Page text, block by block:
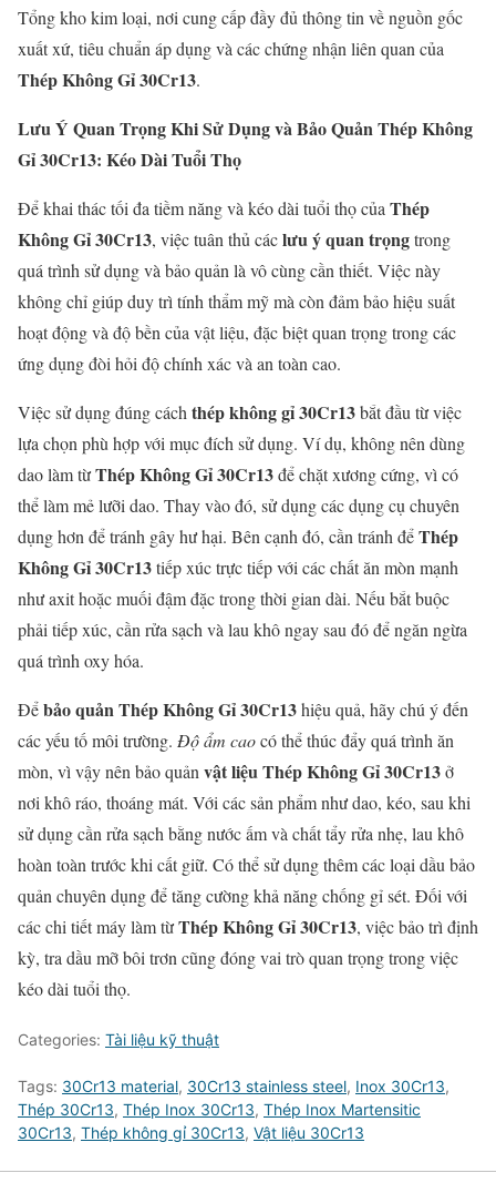
Tổng kho kim loại, nơi cung cấp đầy đủ thông tin về nguồn gốc
xuất xứ, tiêu chuẩn áp dụng và các chứng nhận liên quan của
Thép Không Gỉ 30Cr13.
Lưu Ý Quan Trọng Khi Sử Dụng và Bảo Quản Thép Không
Gỉ 30Cr13: Kéo Dài Tuổi Thọ
Để khai thác tối đa tiềm năng và kéo dài tuổi thọ củaThép
Không Gỉ 30Cr13, việc tuân thủ cáclưu ý quan trọngtrong
quá trình sử dụng và bảo quản là vô cùng cần thiết. Việc này
không chỉ giúp duy trì tính thẩm mỹ mà còn đảm bảo hiệu suất
hoạt động và độ bền của vật liệu, đặc biệt quan trọng trong các
ứng dụng đòi hỏi độ chính xác và an toàn cao.
Việc sử dụng đúng cáchthép không gỉ 30Cr13bắt đầu từ việc
lựa chọn phù hợp với mục đích sử dụng. Ví dụ, không nên dùng
dao làm từThép Không Gỉ 30Cr13để chặt xương cứng, vì có
thể làm mẻ lưỡi dao. Thay vào đó, sử dụng các dụng cụ chuyên
dụng hơn để tránh gây hư hại. Bên cạnh đó, cần tránh đểThép
Không Gỉ 30Cr13tiếp xúc trực tiếp với các chất ăn mòn mạnh
như axit hoặc muối đậm đặc trong thời gian dài. Nếu bắt buộc
phải tiếp xúc, cần rửa sạch và lau khô ngay sau đó để ngăn ngừa
quá trình oxy hóa.
Đểbảo quản Thép Không Gỉ 30Cr13hiệu quả, hãy chú ý đến
các yếu tố môi trường. Độ ẩm caocó thể thúc đẩy quá trình ăn
mòn, vì vậy nên bảo quảnvật liệu Thép Không Gỉ 30Cr13ở
nơi khô ráo, thoáng mát. Với các sản phẩm như dao, kéo, sau khi
sử dụng cần rửa sạch bằng nước ấm và chất tẩy rửa nhẹ, lau khô
hoàn toàn trước khi cất giữ. Có thể sử dụng thêm các loại dầu bảo
quản chuyên dụng để tăng cường khả năng chống gỉ sét. Đối với
các chi tiết máy làm từThép Không Gỉ 30Cr13, việc bảo trì định
kỳ, tra dầu mỡ bôi trơn cũng đóng vai trò quan trọng trong việc
kéo dài tuổi thọ.
Categories: Tài liệu kỹ thuật
Tags: 30Cr13 material, 30Cr13 stainless steel, Inox 30Cr13,
Thép 30Cr13, Thép Inox 30Cr13, Thép Inox Martensitic
30Cr13, Thép không gỉ 30Cr13, Vật liệu 30Cr13